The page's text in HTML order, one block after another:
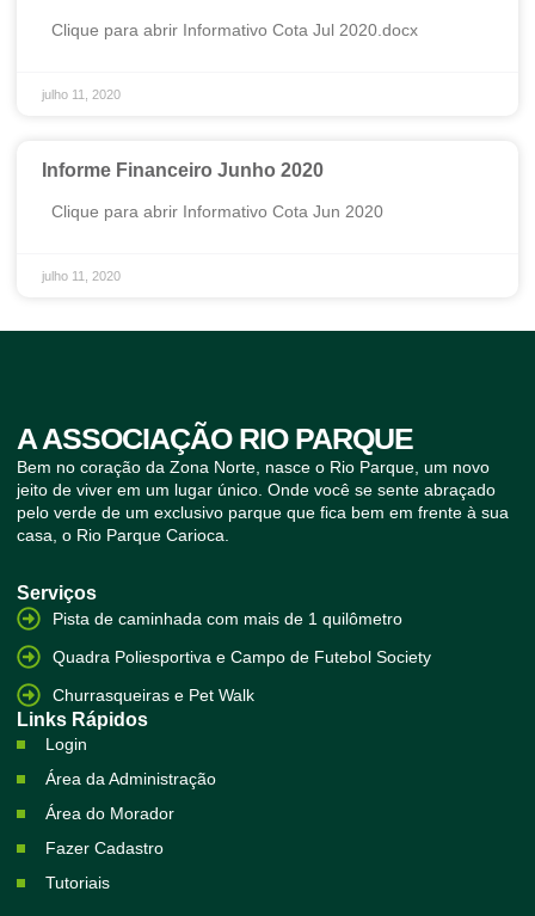
Clique para abrir Informativo Cota Jul 2020.docx
julho 11, 2020
Informe Financeiro Junho 2020
Clique para abrir Informativo Cota Jun 2020
julho 11, 2020
A ASSOCIAÇÃO RIO PARQUE
Bem no coração da Zona Norte, nasce o Rio Parque, um novo
jeito de viver em um lugar único. Onde você se sente abraçado
pelo verde de um exclusivo parque que fica bem em frente à sua
casa, o Rio Parque Carioca.
Serviços
Pista de caminhada com mais de 1 quilômetro
Quadra Poliesportiva e Campo de Futebol Society
Churrasqueiras e Pet Walk
Links Rápidos
Login
Área da Administração
Área do Morador
Fazer Cadastro
Tutoriais